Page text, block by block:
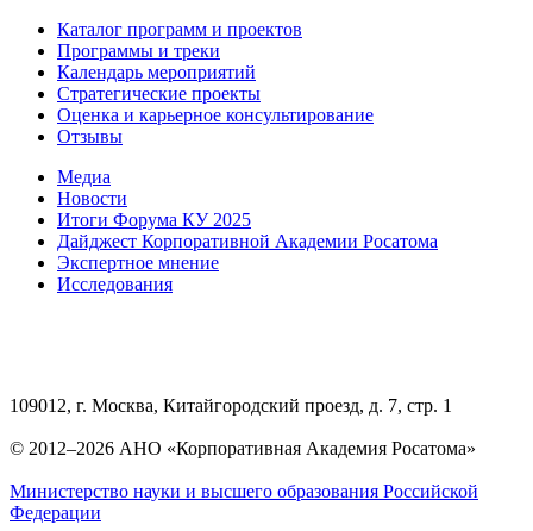
Каталог программ и проектов
Программы и треки
Календарь мероприятий
Стратегические проекты
Оценка и карьерное консультирование
Отзывы
Медиа
Новости
Итоги Форума КУ 2025
Дайджест Корпоративной Академии Росатома
Экспертное мнение
Исследования
109012, г. Москва, Китайгородский проезд, д. 7, стр. 1
© 2012–2026 АНО «Корпоративная Академия Росатома»
Министерство науки и высшего образования Российской
Федерации